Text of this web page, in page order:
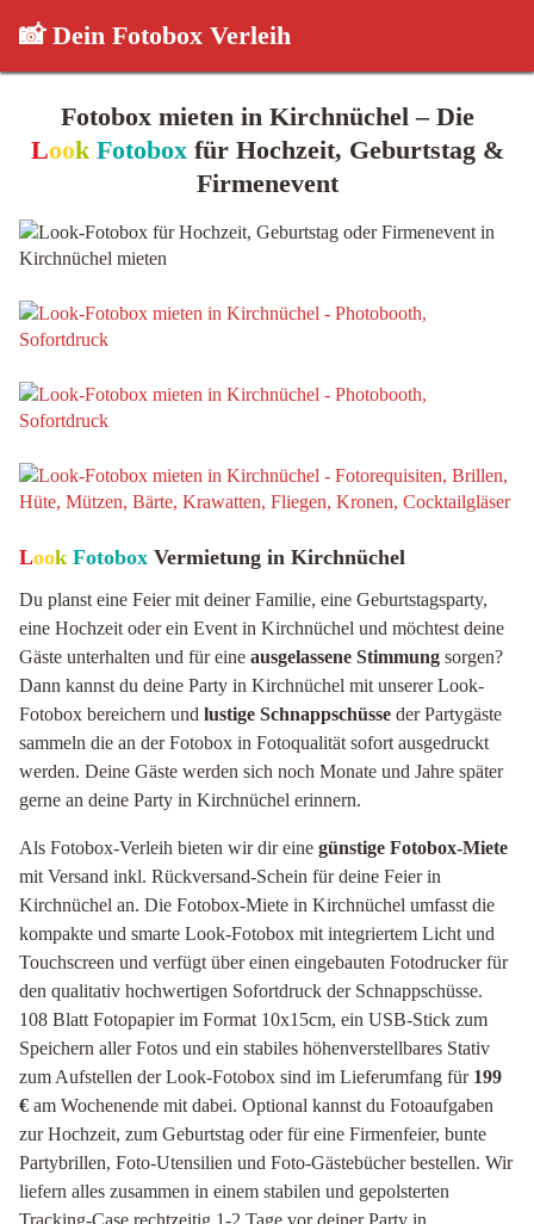
📸 Dein Fotobox Verleih
Fotobox mieten in Kirchnüchel – Die
Look Fotoboxfür Hochzeit, Geburtstag &
Firmenevent
Look Fotobox Vermietung in Kirchnüchel
Du planst eine Feier mit deiner Familie, eine Geburtstagsparty,
eine Hochzeit oder ein Event in Kirchnüchel und möchtest deine
Gäste unterhalten und für eine ausgelassene Stimmung sorgen?
Dann kannst du deine Party in Kirchnüchel mit unserer Look-
Fotobox bereichern und lustige Schnappschüsse der Partygäste
sammeln die an der Fotobox in Fotoqualität sofort ausgedruckt
werden. Deine Gäste werden sich noch Monate und Jahre später
gerne an deine Party in Kirchnüchel erinnern.
Als Fotobox-Verleih bieten wir dir eine günstige Fotobox-Miete
mit Versand inkl. Rückversand-Schein für deine Feier in
Kirchnüchel an. Die Fotobox-Miete in Kirchnüchel umfasst die
kompakte und smarte Look-Fotobox mit integriertem Licht und
Touchscreen und verfügt über einen eingebauten Fotodrucker für
den qualitativ hochwertigen Sofortdruck der Schnappschüsse.
108 Blatt Fotopapier im Format 10x15cm, ein USB-Stick zum
Speichern aller Fotos und ein stabiles höhenverstellbares Stativ
zum Aufstellen der Look-Fotobox sind im Lieferumfang für 199
€ am Wochenende mit dabei. Optional kannst du Fotoaufgaben
zur Hochzeit, zum Geburtstag oder für eine Firmenfeier, bunte
Partybrillen, Foto-Utensilien und Foto-Gästebücher bestellen. Wir
liefern alles zusammen in einem stabilen und gepolsterten
Tracking-Case rechtzeitig 1-2 Tage vor deiner Party in